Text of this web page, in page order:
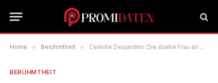
Home » Berühmtheit » Celeste Desjardins: Die starke Frau an der Seite von Leon Draisaitl
BERÜHMTHEIT